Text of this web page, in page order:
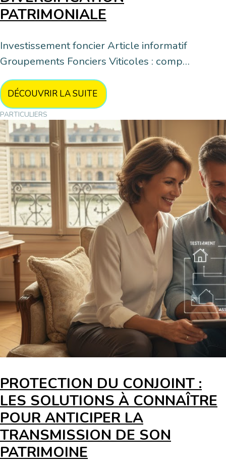
PATRIMONIALE
Investissement foncier Article informatif
Groupements Fonciers Viticoles : comp…
DÉCOUVRIR LA SUITE
PARTICULIERS
PROTECTION DU CONJOINT :
LES SOLUTIONS À CONNAÎTRE
POUR ANTICIPER LA
TRANSMISSION DE SON
PATRIMOINE